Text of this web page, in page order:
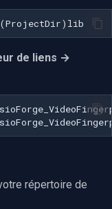
de liens →
répertoire de